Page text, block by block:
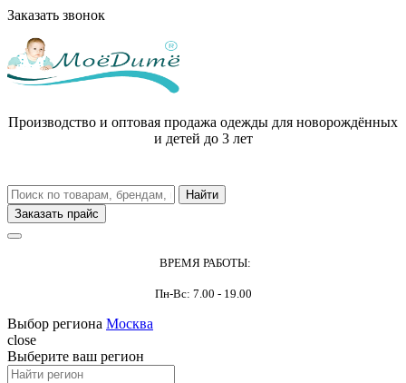
Заказать звонок
Производство и оптовая продажа одежды для новорождённых
и детей до 3 лет
Заказать прайс
ВРЕМЯ РАБОТЫ:
Пн-Вс: 7.00 - 19.00
Выбор региона Москва
close
Выберите ваш регион